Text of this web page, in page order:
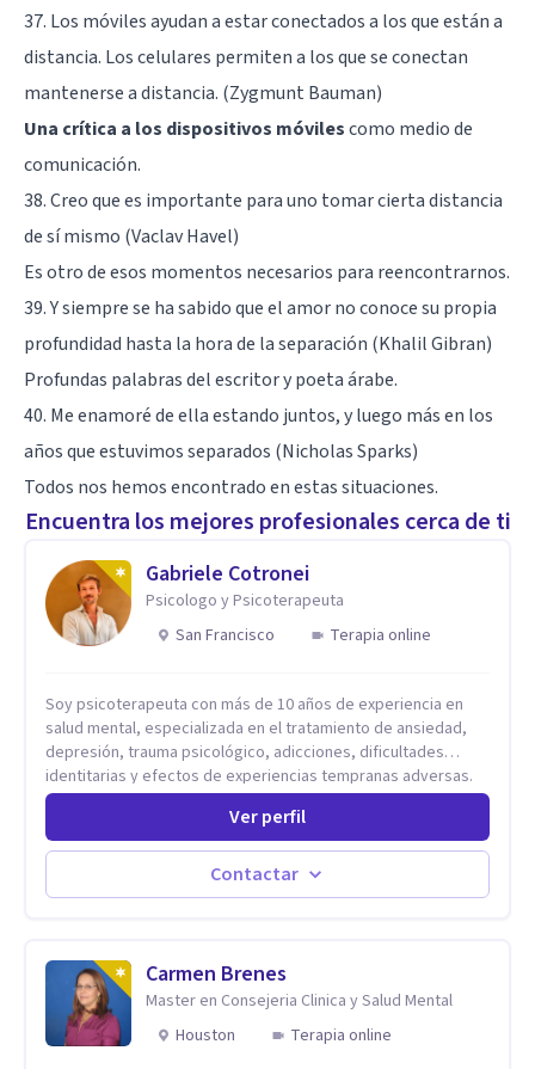
37. Los móviles ayudan a estar conectados a los que están a
distancia. Los celulares permiten a los que se conectan
mantenerse a distancia. (Zygmunt Bauman)
Una crítica a los dispositivos móvilescomo medio de
comunicación.
38. Creo que es importante para uno tomar cierta distancia
de sí mismo (Vaclav Havel)
Es otro de esos momentos necesarios para reencontrarnos.
39. Y siempre se ha sabido que el amor no conoce su propia
profundidad hasta la hora de la separación (Khalil Gibran)
Profundas palabras del escritor y poeta árabe.
40. Me enamoré de ella estando juntos, y luego más en los
años que estuvimos separados (Nicholas Sparks)
Todos nos hemos encontrado en estas situaciones.
Encuentra los mejores profesionales cerca de ti
Gabriele Cotronei
Psicologo y Psicoterapeuta
San Francisco
Terapia online
Soy psicoterapeuta con más de 10 años de experiencia en
salud mental, especializada en el tratamiento de ansiedad,
depresión, trauma psicológico, adicciones, dificultades
identitarias y efectos de experiencias tempranas adversas.
Ofrezco un espacio terapéutico seguro, confidencial y
profundamente humano, donde el dolor emocional puede
transformarse en autoconocimiento, regulación emocional y
psicoanálisis, terapia somática y de trauma, psicología
Psicología Analítica Junguiana. Mi abordaje también incorpora
perspectivas interculturales, ecopsicología y el trabajo
simbólico con el inconsciente, entendiendo que cada
proceso terapéutico es único y requiere una mirada
Ver perfil
Contactar
Carmen Brenes
Master en Consejeria Clinica y Salud Mental
Houston
Terapia online